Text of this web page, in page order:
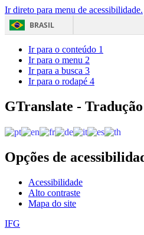
Ir direto para menu de acessibilidade.
BRASIL
Ir para o conteúdo 1
Ir para o menu 2
Ir para a busca 3
Ir para o rodapé 4
GTranslate -
Opções de
Acessibilidade
Alto contraste
Mapa do site
IFG